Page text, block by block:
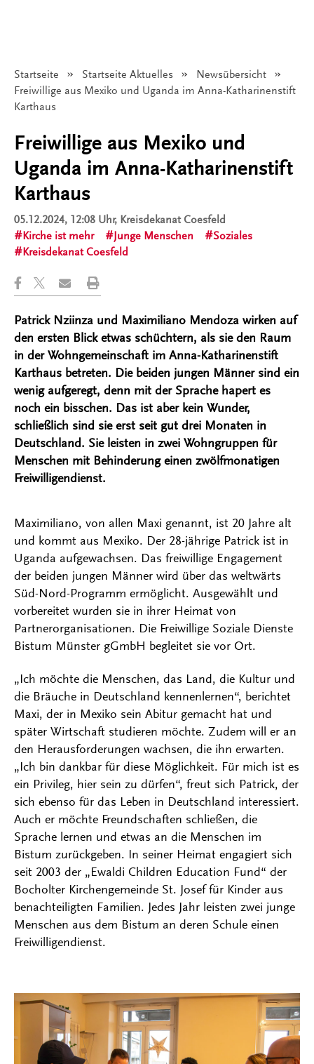
Startseite Startseite Aktuelles
Newsübersicht
Angezeigt:
Freiwillige aus Mexiko und Uganda im Anna-Katharinenstift
Karthaus
Freiwillige aus Mexiko und
Uganda im Anna-Katharinenstift
Karthaus
05.12.2024, 12:08 Uhr, Kreisdekanat Coesfeld
Kirche ist mehr
Junge Menschen
Soziales
Kreisdekanat Coesfeld
Patrick Nziinza und Maximiliano Mendoza wirken auf
den ersten Blick etwas schüchtern, als sie den Raum
in der Wohngemeinschaft im Anna-Katharinenstift
Karthaus betreten. Die beiden jungen Männer sind ein
wenig aufgeregt, denn mit der Sprache hapert es
noch ein bisschen. Das ist aber kein Wunder,
schließlich sind sie erst seit gut drei Monaten in
Deutschland. Sie leisten in zwei Wohngruppen für
Menschen mit Behinderung einen zwölfmonatigen
Freiwilligendienst.
Maximiliano, von allen Maxi genannt, ist 20 Jahre alt
und kommt aus Mexiko. Der 28-jährige Patrick ist in
Uganda aufgewachsen. Das freiwillige Engagement
der beiden jungen Männer wird über das weltwärts
Süd-Nord-Programm ermöglicht. Ausgewählt und
vorbereitet wurden sie in ihrer Heimat von
Partnerorganisationen. Die Freiwillige Soziale Dienste
Bistum Münster gGmbH begleitet sie vor Ort.
„Ich möchte die Menschen, das Land, die Kultur und
die Bräuche in Deutschland kennenlernen“, berichtet
Maxi, der in Mexiko sein Abitur gemacht hat und
später Wirtschaft studieren möchte. Zudem will er an
den Herausforderungen wachsen, die ihn erwarten.
„Ich bin dankbar für diese Möglichkeit. Für mich ist es
ein Privileg, hier sein zu dürfen“, freut sich Patrick, der
sich ebenso für das Leben in Deutschland interessiert.
Auch er möchte Freundschaften schließen, die
Sprache lernen und etwas an die Menschen im
Bistum zurückgeben. In seiner Heimat engagiert sich
seit 2003 der „Ewaldi Children Education Fund“ der
Bocholter Kirchengemeinde St. Josef für Kinder aus
benachteiligten Familien. Jedes Jahr leisten zwei junge
Menschen aus dem Bistum an deren Schule einen
Freiwilligendienst.